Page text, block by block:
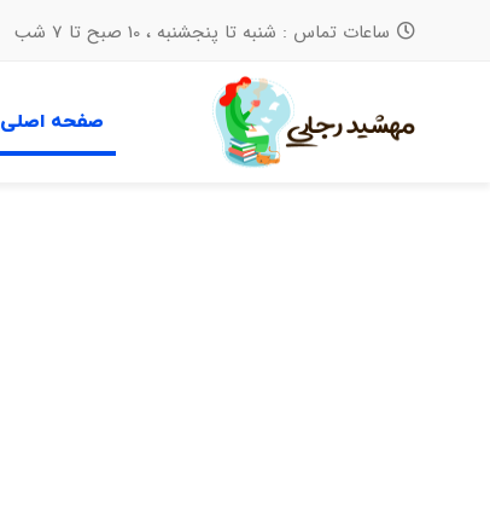
ساعات تماس : شنبه تا پنجشنبه ، 10 صبح تا 7 شب
صفحه اصلی